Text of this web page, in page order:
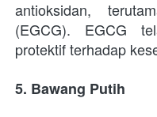
antioksidan,
(EGCG). EGCG
protektif terhadap
5. Bawang Putih